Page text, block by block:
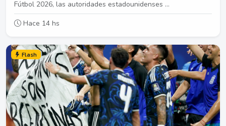
Fútbol 2026, las autoridades estadounidenses ...
Hace 14 hs
Flash